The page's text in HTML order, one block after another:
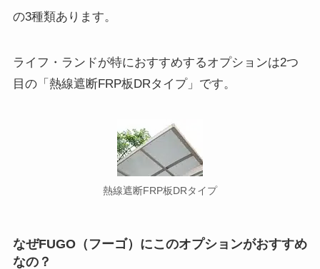
の3種類あります。
ライフ・ランドが特におすすめするオプションは2つ
目の「熱線遮断FRP板DRタイプ」です。
熱線遮断FRP板DRタイプ
なぜFUGO（フーゴ）にこのオプションがおすすめ
なの？